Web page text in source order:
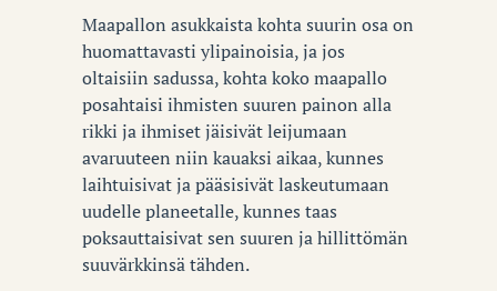
Maapallon asukkaista kohta suurin osa on
huomattavasti ylipainoisia, ja jos
oltaisiin sadussa, kohta koko maapallo
posahtaisi ihmisten suuren painon alla
rikki ja ihmiset jäisivät leijumaan
avaruuteen niin kauaksi aikaa, kunnes
laihtuisivat ja pääsisivät laskeutumaan
uudelle planeetalle, kunnes taas
poksauttaisivat sen suuren ja hillittömän
suuvärkkinsä tähden.